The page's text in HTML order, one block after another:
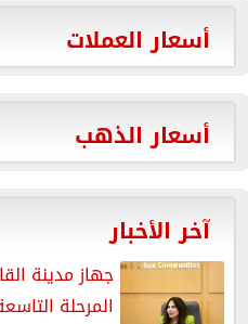
أسعار العملات
أسعار الذهب
آخر الأخبار
جهاز مدينة
المرحلة